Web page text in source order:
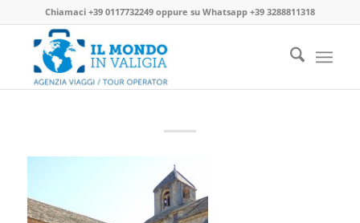
Chiamaci +39 0117732249oppure su Whatsapp +39 3288811318